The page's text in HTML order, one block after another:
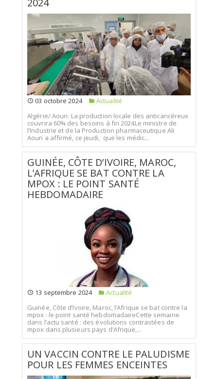
03 octobre 2024
Actualité
Algérie/ Aoun: La production locale des anticancéreux
couvrira 60% des besoins à fin 2024Le ministre de
l’Industrie et de la Production pharmaceutique Ali
Aoun a affirmé, ce jeudi, que les médic...
GUINÉE, CÔTE D’IVOIRE, MAROC,
L’AFRIQUE SE BAT CONTRE LA
MPOX : LE POINT SANTÉ
HEBDOMADAIRE
13 septembre 2024
Actualité
Guinée, Côte d’Ivoire, Maroc, l’Afrique se bat contre la
mpox : le point santé hebdomadaireCette semaine
dans l’actu santé : des évolutions contrastées de
mpox dans plusieurs pays d’Afrique,...
UN VACCIN CONTRE LE PALUDISME
POUR LES FEMMES ENCEINTES